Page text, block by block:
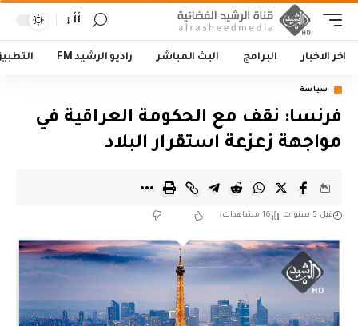
أأ
اخر الاخبار البرامج البث المباشر راديو الرشيد FM
سياسة
فرنسا: نقف مع الحكومة العراقية في
مواجهة زعزعة استقرار البلاد
قبل 5 سنوات 16 مشاهدات